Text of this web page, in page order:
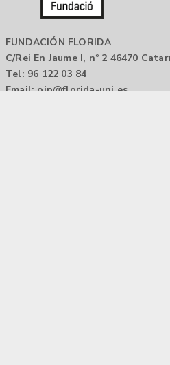
FUNDACIÓN FLORIDA
C/Rei En Jaume I, nº 2 46470
Tel: 96 122 03 84
Email: oip@florida-uni.es